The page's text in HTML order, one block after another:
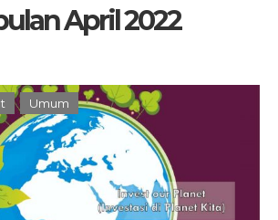
April 2022
Umum